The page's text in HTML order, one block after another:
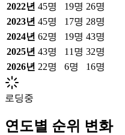
2022년 45명 19명 26명
2023년 45명 17명 28명
2024년 62명 19명 43명
2025년 43명 11 명 32명
2026년 22명 6명 16명
로딩중
연도별 순위 변화